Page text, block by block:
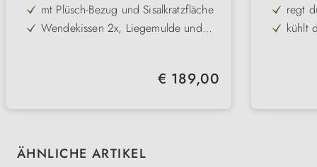
mt Plüsch-Bezug und Sisalkratzfläche
Wendekissen 2x, Liegemulde und
Regulärer Preis:
€ 189,00
regt
kühlt
Produktgalerie überspringen
ÄHNLICHE ARTIKEL